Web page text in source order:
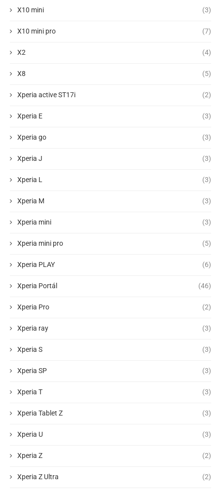
X10 mini (3)
X10 mini pro (7)
X2 (4)
X8 (5)
Xperia active ST17i (2)
Xperia E (3)
Xperia go (3)
Xperia J (3)
Xperia L (3)
Xperia M (3)
Xperia mini (3)
Xperia mini pro (5)
Xperia PLAY (6)
Xperia Portál (46)
Xperia Pro (2)
Xperia ray (3)
Xperia S (3)
Xperia SP (3)
Xperia T (3)
Xperia Tablet Z (3)
Xperia U (3)
Xperia Z (2)
Xperia Z Ultra (2)